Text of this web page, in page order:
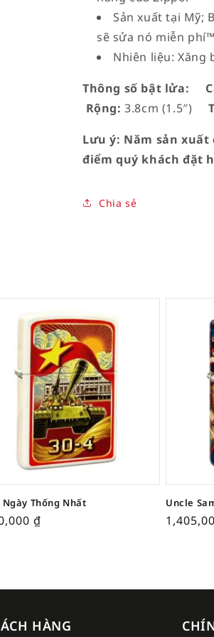
Sản xuất tại Mỹ;
sẽ sửa nó miễn
Nhiên liệu: Xăng
Thông số bật lửa:
Rộng: 3.8cm (1.5″)
Lưu ý: Năm sản
điểm quý khách đặt
Chia sẻ
Thống Nhất
₫
Uncle
HÀNG